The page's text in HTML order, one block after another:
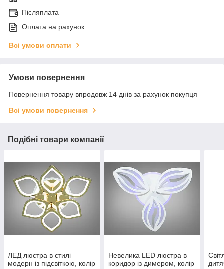
Післяплата
Оплата на рахунок
Всі умови оплати
Умови повернення
Повернення товару впродовж 14 днів за рахунок покупця
Всі умови повернення
Подібні товари компанії
ЛЕД люстра в стилі
модерн із підсвіткою, колір
Невелика LED люстра в
коридор із димером, колір